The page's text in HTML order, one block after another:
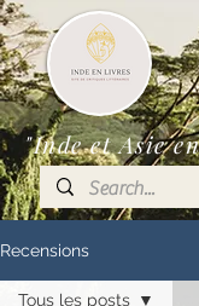
"Inde et Asie
Recensions
Tous les posts